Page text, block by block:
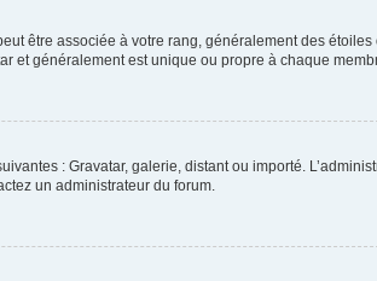
être associée à votre rang, généralement des
et généralement est unique ou propre à chaque
: Gravatar, galerie, distant ou importé.
un administrateur du forum.